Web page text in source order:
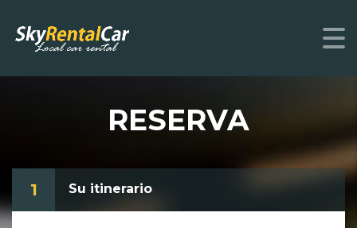
RESERVA
1 Su itinerario